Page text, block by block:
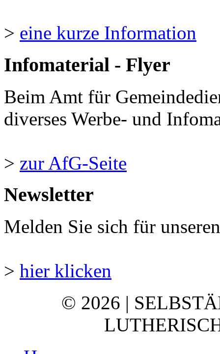
> eine kurze Information
Infomaterial - Flyer
Beim Amt für
diverses Werbe- und
> zur AfG-Seite
Newsletter
Melden Sie sich für
> hier klicken
© 2026 |